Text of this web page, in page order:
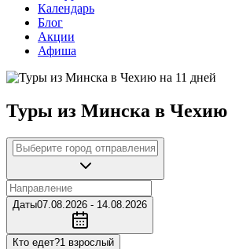
Календарь
Блог
Акции
Афиша
Туры из Минска в Чехию
Даты07.08.2026 - 14.08.2026
Кто едет?1 взрослый